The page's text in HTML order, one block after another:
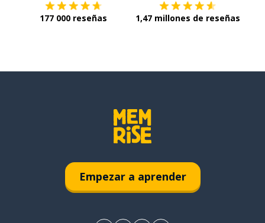
177 000 reseñas 1,47 millones de reseñas
Empezar a aprender